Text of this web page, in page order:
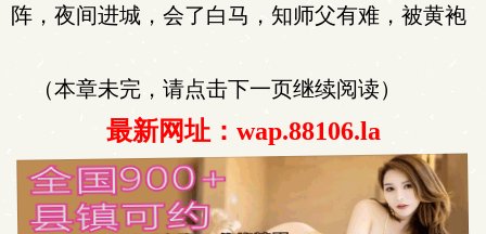
阵，夜间进城，会了白马，知师父有难，被黄袍
（本章未完，请点击下一页继续阅读）
最新网址：wap.88106.la